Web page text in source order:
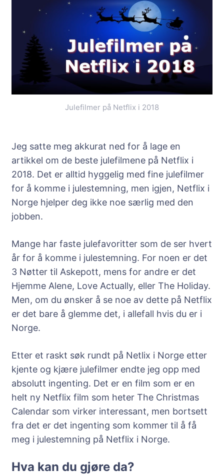
Julefilmer på Netflix i 2018
Jeg satte meg akkurat ned for å lage en
artikkel om de beste julefilmene på Netflix i
2018. Det er alltid hyggelig med fine julefilmer
for å komme i julestemning, men igjen, Netflix i
Norge hjelper deg ikke noe særlig med den
jobben.
Mange har faste julefavoritter som de ser hvert
år for å komme i julestemning. For noen er det
3 Nøtter til Askepott, mens for andre er det
Hjemme Alene, Love Actually, eller The Holiday.
Men, om du ønsker å se noe av dette på Netflix
er det bare å glemme det, i allefall hvis du er i
Norge.
Etter et raskt søk rundt på Netlix i Norge etter
kjente og kjære julefilmer endte jeg opp med
absolutt ingenting. Det er en film som er en
helt ny Netflix film som heter The Christmas
Calendar som virker interessant, men bortsett
fra det er det ingenting som kommer til å få
meg i julestemning på Netflix i Norge.
Hva kan du gjøre da?